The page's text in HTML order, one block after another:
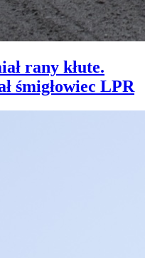
rany kłute.
śmigłowiec LPR